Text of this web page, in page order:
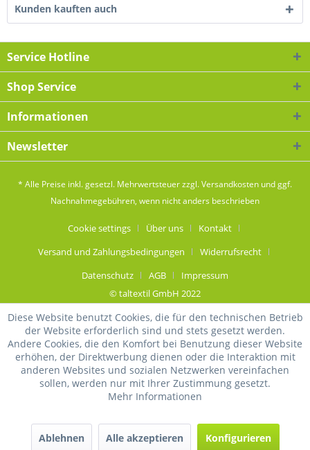
Kunden kauften auch
Service Hotline
Shop Service
Informationen
Newsletter
* Alle Preise inkl. gesetzl. Mehrwertsteuer zzgl.Versandkosten und ggf.
Nachnahmegebühren, wenn nicht anders beschrieben
Cookie settings Über uns
Kontakt
Versand und Zahlungsbedingungen
Widerrufsrecht
Datenschutz
AGB
Impressum
© taltextil GmbH 2022
Diese Website benutzt Cookies, die für den technischen Betrieb
der Website erforderlich sind und stets gesetzt werden.
Andere Cookies, die den Komfort bei Benutzung dieser Website
erhöhen, der Direktwerbung dienen oder die Interaktion mit
anderen Websites und sozialen Netzwerken vereinfachen
sollen, werden nur mit Ihrer Zustimmung gesetzt.
Mehr Informationen
Ablehnen Alle akzeptieren Konfigurieren